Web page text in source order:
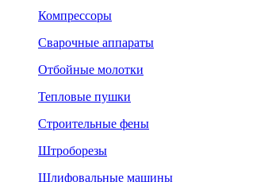
Компрессоры
Сварочные аппараты
Отбойные молотки
Тепловые пушки
Строительные фены
Штроборезы
Шлифовальные машины